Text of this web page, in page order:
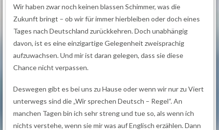
Wir haben zwar noch keinen blassen Schimmer, was die
Zukunft bringt – ob wir für immer hierbleiben oder doch eines
Tages nach Deutschland zurückkehren. Doch unabhängig
davon, ist es eine einzigartige Gelegenheit zweisprachig
aufzuwachsen. Und mir ist daran gelegen, dass sie diese
Chance nicht verpassen.
Deswegen gibt es bei uns zu Hause oder wenn wir nur zu Viert
unterwegs sind die „Wir sprechen Deutsch – Regel“. An
manchen Tagen bin ich sehr streng und tue so, als wenn ich
nichts verstehe, wenn sie mir was auf Englisch erzählen. Dann